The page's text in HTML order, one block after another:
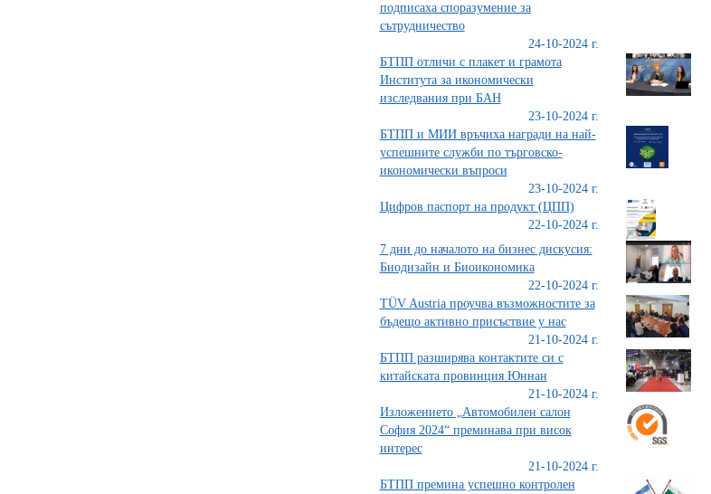
подписаха споразумение за
сътрудничество
24-10-2024 г.
БТПП отличи с плакет и грамота
Института за икономически
изследвания при БАН
23-10-2024 г.
БТПП и МИИ връчиха награди на най-
успешните служби по търговско-
икономически въпроси
23-10-2024 г.
Цифров паспорт на продукт (ЦПП)
22-10-2024 г.
7 дни до началото на бизнес дискусия:
Биодизайн и Биоикономика
22-10-2024 г.
TÜV Austria проучва възможностите за
бъдещо активно присъствие у нас
21-10-2024 г.
БТПП разширява контактите си с
китайската провинция Юннан
21-10-2024 г.
Изложението „Автомобилен салон
София 2024“ преминава при висок
интерес
21-10-2024 г.
БТПП премина успешно контролен